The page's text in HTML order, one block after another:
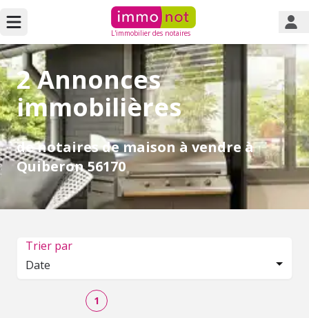
L'immobilier des notaires
2 Annonces
immobilières
de notaires de maison à vendre à
Quiberon 56170
Trier par
Date
1